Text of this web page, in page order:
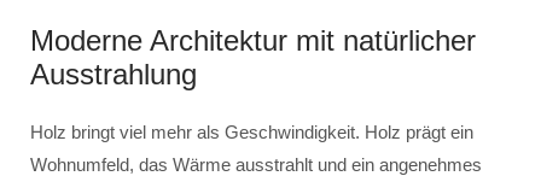
Moderne Architektur mit natürlicher
Ausstrahlung
Holz bringt viel mehr als Geschwindigkeit. Holz prägt ein
Wohnumfeld, das Wärme ausstrahlt und ein angenehmes